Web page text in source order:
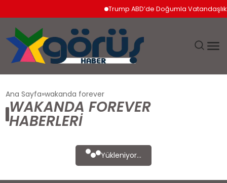
Trump ABD’de Doğumla Vatandaşlık
EKONOMI
Ana Sayfa wakanda forever
WAKANDA FOREVER
HABERLERI
Yükleniyor...